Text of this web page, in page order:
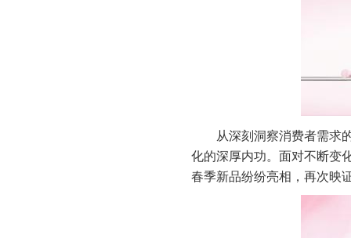
从深刻洞察消费者需求
化的深厚内功。面对不断变
春季新品纷纷亮相，再次映